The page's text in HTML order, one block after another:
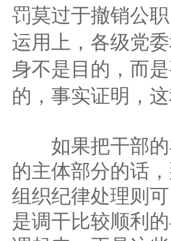
罚莫过于撤销公
运用上，各级党
身不是目的，而
的，事实证明，
如果把干部的
的主体部分的话
组织纪律处理则
是调干比较顺利